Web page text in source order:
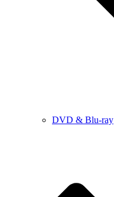
DVD & Blu-ray